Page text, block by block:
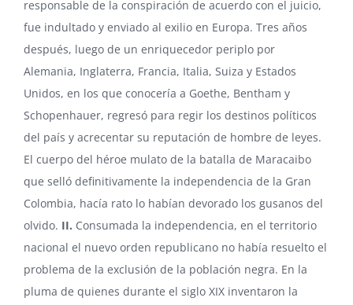
responsable de la conspiración de acuerdo con el juicio,
fue indultado y enviado al exilio en Europa. Tres años
después, luego de un enriquecedor periplo por
Alemania, Inglaterra, Francia, Italia, Suiza y Estados
Unidos, en los que conocería a Goethe, Bentham y
Schopenhauer, regresó para regir los destinos políticos
del país y acrecentar su reputación de hombre de leyes.
El cuerpo del héroe mulato de la batalla de Maracaibo
que selló definitivamente la independencia de la Gran
Colombia, hacía rato lo habían devorado los gusanos del
olvido. II. Consumada la independencia, en el territorio
nacional el nuevo orden republicano no había resuelto el
problema de la exclusión de la población negra. En la
pluma de quienes durante el siglo XIX inventaron la